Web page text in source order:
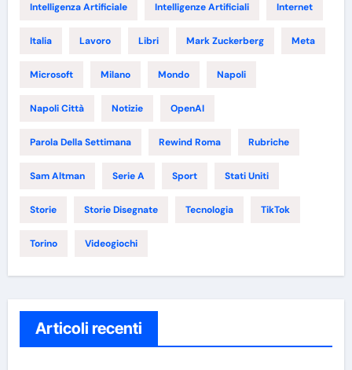
Intelligenza Artificiale Intelligenze Artificiali Internet
Italia Lavoro Libri Mark Zuckerberg Meta
Microsoft Milano Mondo Napoli
Napoli Città Notizie OpenAI
Parola Della Settimana Rewind Roma Rubriche
Sam Altman Serie A Sport Stati Uniti
Storie Storie Disegnate Tecnologia TikTok
Torino Videogiochi
Articoli recenti